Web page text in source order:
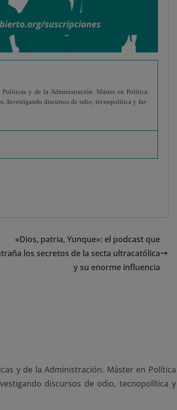
y de la Administración. Máster en Política
Investigando discursos de odio, tecnopolítica y far-
«Dios, patria, Yunque»: el podcast que
los secretos de la secta ultracatólica
y su enorme influencia
y de la Administración. Máster en Política
discursos de odio, tecnopolítica y